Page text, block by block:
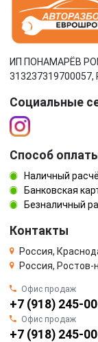
ИП ПОНАМАРЁВ
Социальные
Способ
Наличный
Банковская
Безналичный
Контакты
Россия,
Россия,
Офис продаж
+7 (918) 245-
Офис продаж
+7 (918) 245-